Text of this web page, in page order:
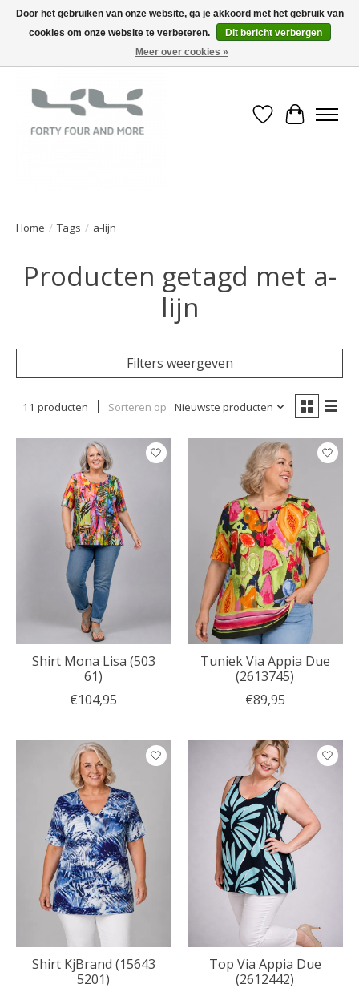
Verlanglijst
Home / Tags / a-lijn
Producten getagd met a-
lijn
Filters weergeven
11 producten Sorteren op Nieuwste producten
Shirt Mona Lisa (503
61)
€104,95
Tuniek Via Appia Due
(2613745)
€89,95
Shirt KjBrand (15643
5201)
Top Via Appia Due
(2612442)
Door het gebruiken van onze website, ga je akkoord met het gebruik van
cookies om onze website te verbeteren.
Dit bericht verbergen
Meer over cookies »